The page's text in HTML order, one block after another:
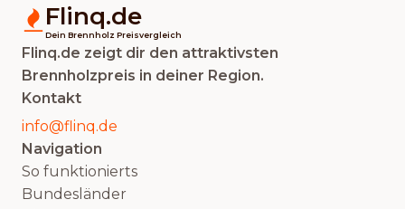
Flinq.de
Dein Brennholz Preisvergleich
Flinq.de zeigt dir den attraktivsten
Brennholzpreis in deiner Region.
Kontakt
info@flinq.de
Navigation
So funktionierts
Bundesländer